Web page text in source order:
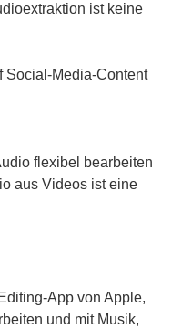
ist keine
Social-Media-Content
flexibel bearbeiten
aus Videos ist eine
App von Apple,
und mit Musik,